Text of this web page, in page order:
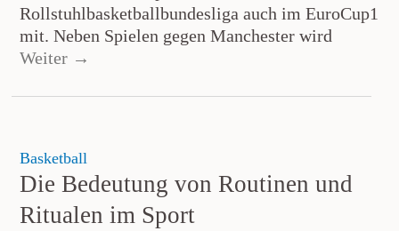
Rollstuhlbasketballbundesliga auch im EuroCup1
mit. Neben Spielen gegen Manchester wird
Weiter →
Basketball
Die Bedeutung von Routinen und
Ritualen im Sport